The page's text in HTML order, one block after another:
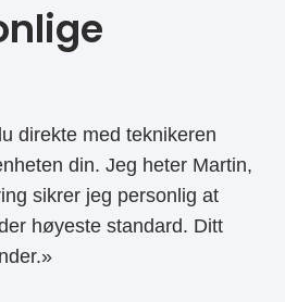
direkte med teknikeren
din. Jeg heter Martin,
sikrer jeg personlig at
høyeste standard. Ditt